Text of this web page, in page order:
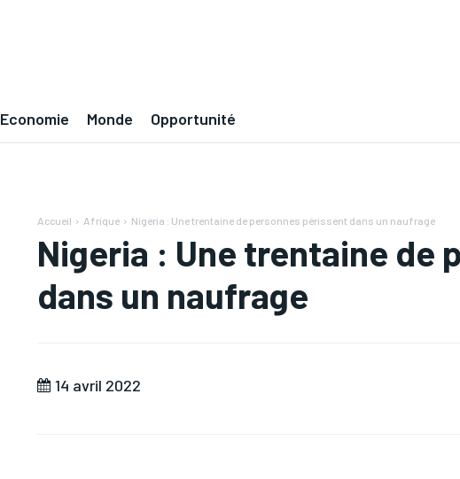
Economie Monde Opportunité
Accueil Afrique Nigeria : Une trentaine de personnes périssent dans un naufrage
Nigeria : Une trentaine de
dans un naufrage
14 avril 2022